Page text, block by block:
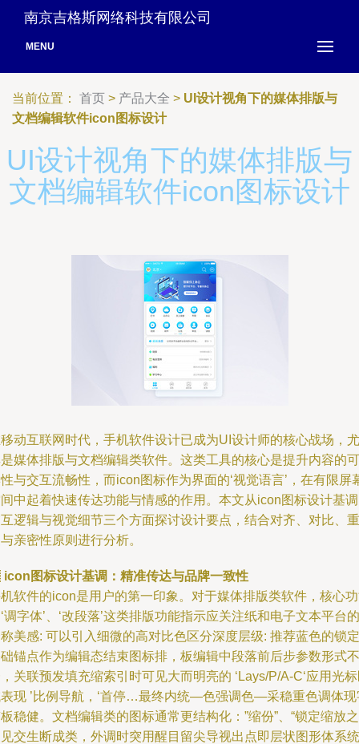
南京吉格斯网络科技有限公司
MENU
当前位置： 首页 > 产品大全 > UI设计视角下的媒体排版与
文档编辑软件icon图标设计
UI设计视角下的媒体排版与
文档编辑软件icon图标设计
动互联网时代，手机软件设计已成为UI设计师的核心战场，尤
媒体排版与文档编辑类软件。这类工具的核心是提升内容的可
与交互流畅性，而icon图标作为界面的‘视觉语言’，在有限屏
中起着快速传达功能与情感的作用。本文从icon图标设计基
逻辑与视觉细节三个方面探讨设计要点，结合对齐、对比、重
亲密性原则进行分析。
icon图标设计基调：精准传达与品牌一致性
软件的icon是用户的第一印象。对于媒体排版类软件，核心
调字体’、‘改段落’这类排版功能指示应关注纸和电子文本平台的
美感: 可以引入细微的高对比色区分深度层级: 推荐蓝色的锁定
锚点作为编辑态结束图标排，板编辑中段落前后步参数形式不
关联预发填充缩索引时可见大而明亮的 ‘Lays/P/A-C‘应用光
现 ’比例导航，‘首停…最终内统—色强调色—采稳重色调体现
稳健。文档编辑类的图标通常更结构化：”缩份”、“锁定缩放之
交生断成类，外调时突用醒目留尖导视出点即层状图形体系统